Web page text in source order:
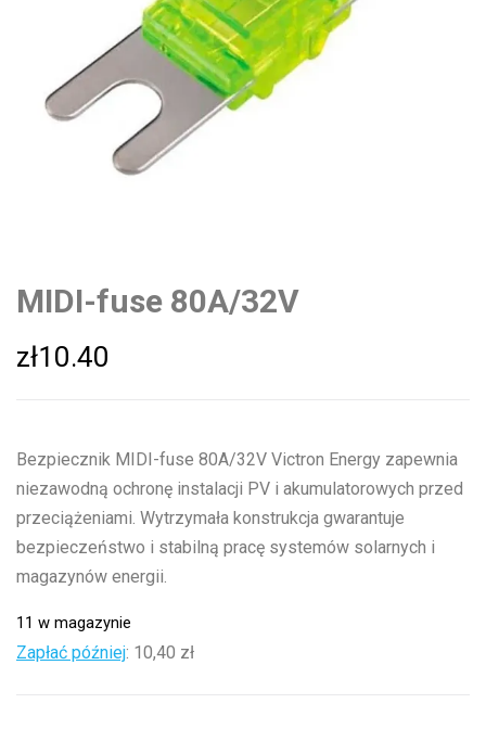
MIDI-fuse 80A/32V
zł10.40
Bezpiecznik MIDI-fuse 80A/32V Victron Energy zapewnia
niezawodną ochronę instalacji PV i akumulatorowych przed
przeciążeniami. Wytrzymała konstrukcja gwarantuje
bezpieczeństwo i stabilną pracę systemów solarnych i
magazynów energii.
11 w magazynie
Zapłać później: 10,40 zł